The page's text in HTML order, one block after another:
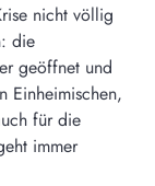
nicht völlig
die
geöffnet und
Einheimischen,
für die
immer